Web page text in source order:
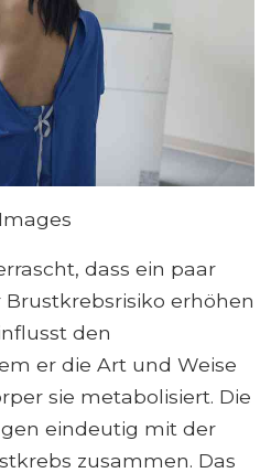
dass ein paar
erhöhen
den
er die Art und Weise
sie metabolisiert. Die
eindeutig mit der
zusammen. Das